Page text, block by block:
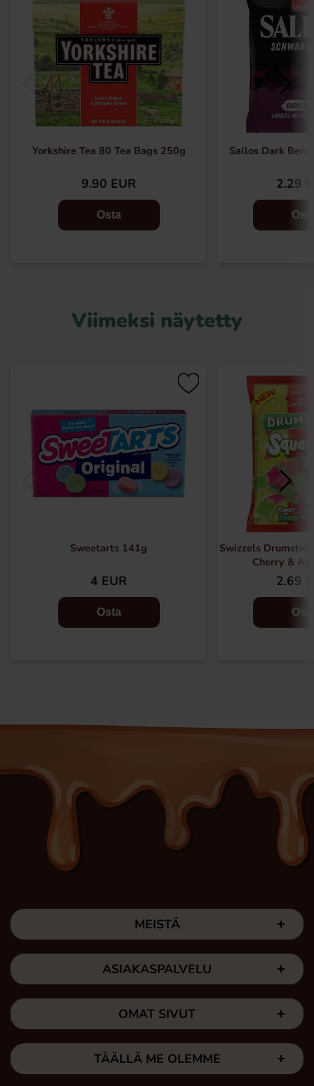
Yorkshire Tea 80 Tea Bags 250g
9.90 EUR
Osta
Sallos Dark
2.29
Viimeksi näytetty
Sweetarts 141g
4 EUR
Osta
Swizzels
Cherry &
2.69
MEISTÄ
ASIAKASPALVELU
OMAT SIVUT
TÄÄLLÄ ME OLEMME